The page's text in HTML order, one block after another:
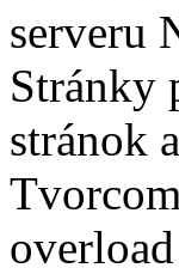
serveru
Stránky
stránok
overload